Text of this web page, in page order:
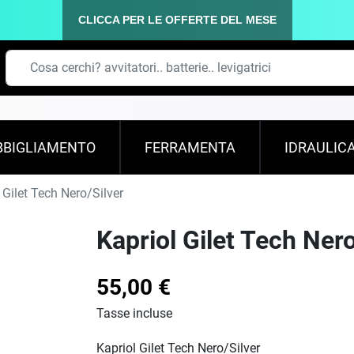
CLICCA PER LE OFFERTE DEL MESE
FERRAMENTA
Tech Nero/Silver
Kapriol Gilet Tech
55,00 €
Tasse incluse
Kapriol Gilet Tech Nero/Silver